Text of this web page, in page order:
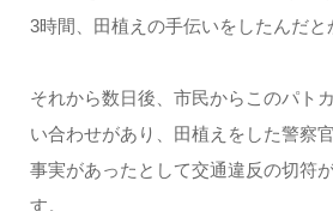
3時間、田植えの手伝いをしたんだと
それから数日後、市民からこのパト
い合わせがあり、田植えをした警察
事実があったとして交通違反の切符
す。